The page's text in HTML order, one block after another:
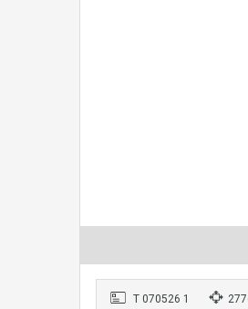
T 070526 1